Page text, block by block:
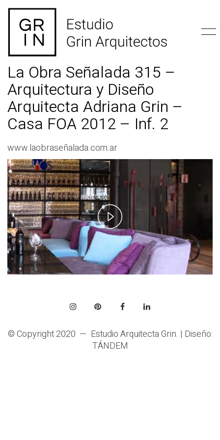
La Obra Señalada 315 –
Arquitectura y Diseño
Arquitecta Adriana Grin –
Casa FOA 2012 – Inf. 2
www.laobraseñalada.com.ar
a
y
V
i
o
© Copyright 2020 — Estudio Arquitecta Grin. | Diseño:
TÁNDEM